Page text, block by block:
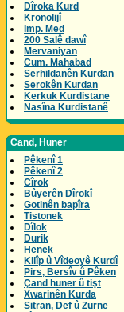
Dîroka Kurd
Kronolijî
Imp. Med
200 Salê dawî
Mervaniyan
Cum. Mahabad
Serhildanên Kurdan
Serokên Kurdan
Kerkuk Kurdistane
Nasîna Kurdistanê
Cand, Huner
Pêkenî 1
Pêkenî 2
Cîrok
Bûyerên Dîrokî
Gotinên bapîra
Tistonek
Dîlok
Durik
Henek
Kilîp û Vîdeoyê Kurdî
Pirs, Bersîv û Pêken
Çand huner û tişt
Xwarinên Kurda
Sitran, Def û Zurne